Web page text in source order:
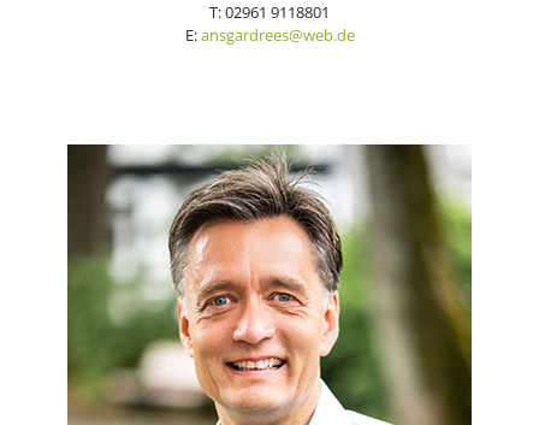
T: 02961 9118801
E:ansgardrees@web.de